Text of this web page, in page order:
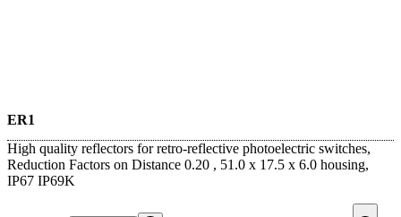
ER1
High quality reflectors for retro-reflective photoelectric switches,
Reduction Factors on Distance 0.20 , 51.0 x 17.5 x 6.0 housing,
IP67 IP69K